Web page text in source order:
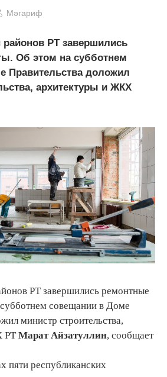
Мәгариф
РТ завершились
Об этом на субботнем
Правительства доложил
архитектуры и ЖКХ
РТ завершились ремонтные
совещании в Доме
министр строительства,
РТ Марат Айзатуллин, сообщает
пяти республиканских